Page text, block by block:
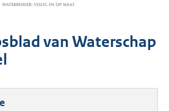
van Waterschap